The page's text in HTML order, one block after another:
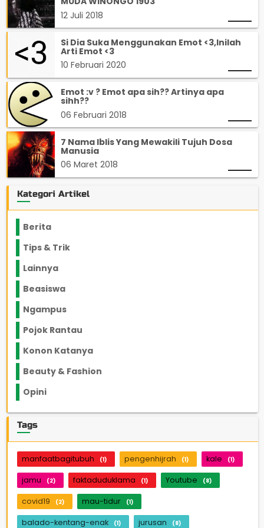
12 Juli 2018
Si Dia Suka Menggunakan Emot <3,Inilah
Arti Emot <3
10 Februari 2020
Emot :v ? Emot apa sih?? Artinya apa
sihh??
06 Februari 2018
7 Nama Iblis Yang Mewakili Tujuh Dosa
Manusia
06 Maret 2018
Kategori Artikel
Berita
Tips & Trik
Lainnya
Beasiswa
Ngampus
Pojok Rantau
Konon Katanya
Beauty & Fashion
Opini
Tags
manfaatbagitubuh (1) pengenhijrah (1) kale (1)
jamu (2) faktaduduklama (1) Youtube (8)
covid19 (2) mau-tidur (1)
balado-kentang-enak (1) jurusan (8)